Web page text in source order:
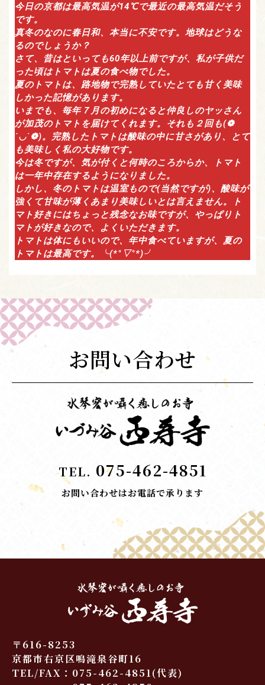
今日の京都は最高気温が14℃で最近の最高気温だそう
です。
真冬のなのに春日和、本当に不安です。地球はどうな
るのでしょうか？
さて、昔はといっても60年以上前ですが、私が子供だ
った頃はトマトは夏の食べ物でした。
夏のトマトは、路地物で完熟していたとても甘く美味
しかった記憶があります。
いまでも、毎年７月の初めになると仲良しのヤッさん
が加茂のトマトを届けてくれます。それも２回も(❁
´◡`❁)。完熟したトマトは酸味の中に甘さがあり、とて
も美味しく私の大好物です。
今は冬ですが、気が付くと何時のころからか、トマト
は一年中存在するようになりました。
しかし、冬のトマトは温室もので(当然ですが)、酸味が
強くて甘味が薄くあまり美味しいとは言えません。ト
マト好きにはちょっと残念なお味ですが、やっぱりト
マトが好きなので、よくいただきます。
トマトは体にもいいので、年中食べていますが、夏の
トマトは最高です。╰(*°▽°*)╯
お問い合わせ
TEL. 075-462-4851
お問い合わせはお電話で承ります
〒616-8253
京都市右京区鳴滝泉谷町16
TEL/FAX： 075-462-4851(代表)